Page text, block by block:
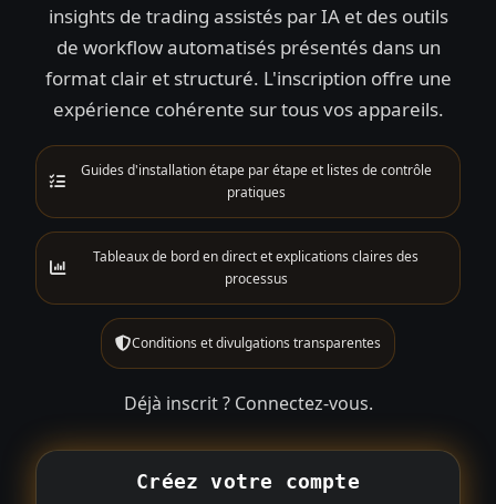
insights de trading assistés par IA et des outils
de workflow automatisés présentés dans un
format clair et structuré. L'inscription offre une
expérience cohérente sur tous vos appareils.
Guides d'installation étape par étape et listes de contrôle
pratiques
Tableaux de bord en direct et explications claires des
processus
Conditions et divulgations transparentes
Déjà inscrit ? Connectez-vous.
Créez votre compte